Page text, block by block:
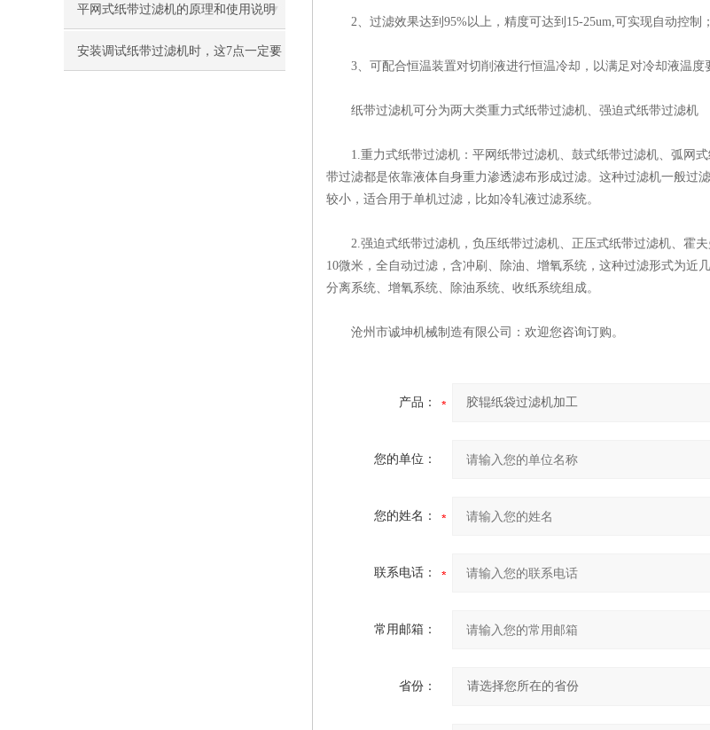
吗？那就快来看看吧
平网式纸带过滤机的原理和使用说明
安装调试纸带过滤机时，这7点一定要
2、过滤效果达到95%以上，精度可达到15-25um,可实现自动控制；
3、可配合恒温装置对切削液进行恒温冷却，以满足对冷却液温度
纸带过滤机可分为两大类重力式纸带过滤机、强迫式纸带过滤机
1.重力式纸带过滤机：平网纸带过滤机、鼓式纸带过滤机、弧网式
带过滤都是依靠液体自身重力渗透滤布形成过滤。这种过滤机一般过
较小，适合用于单机过滤，比如冷轧液过滤系统。
2.强迫式纸带过滤机，负压纸带过滤机、正压式纸带过滤机、霍夫
10微米，全自动过滤，含冲刷、除油、增氧系统，这种过滤形式为
分离系统、增氧系统、除油系统、收纸系统组成。
沧州市诚坤机械制造有限公司：欢迎您咨询订购。
产品：
您的单位：
您的姓名：
联系电话：
常用邮箱：
省份：